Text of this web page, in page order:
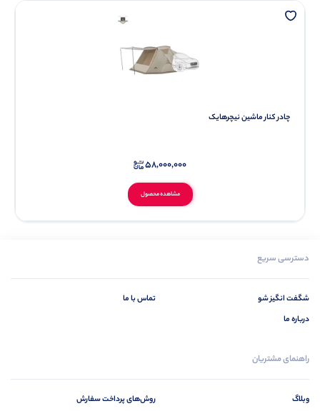
چادر کنار ماشین نیچرهایک
مشاهده محصول
58,000,000
دسترسی سریع
شگفت انگیز شو
درباره ما
تماس با ما
راهنمای مشتریان
وبلاگ
روش‌های پرداخت سفارش